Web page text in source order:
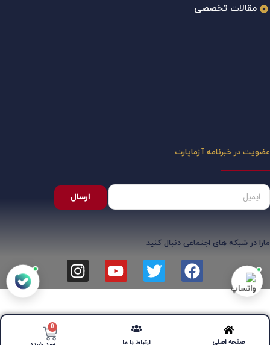
مقالات تخصصی
عضویت در خبرنامه آزماپارت
ارسال
مارا در شبکه های اجتماعی دنبال کنید
صفحه اصلی ارتباط با ما
0